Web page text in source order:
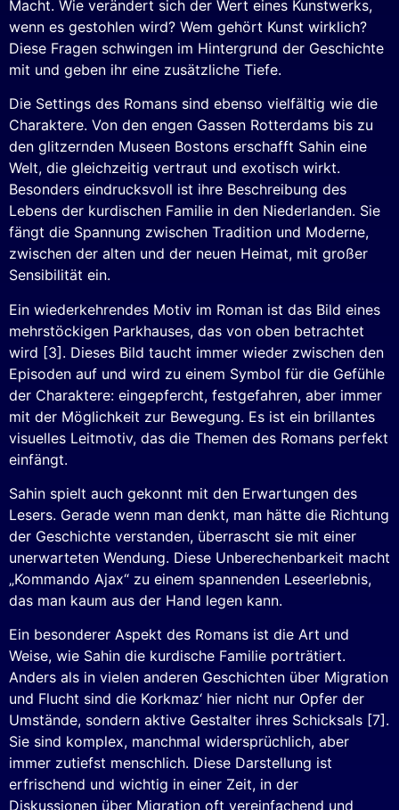
Macht. Wie verändert sich der Wert eines Kunstwerks,
wenn es gestohlen wird? Wem gehört Kunst wirklich?
Diese Fragen schwingen im Hintergrund der Geschichte
mit und geben ihr eine zusätzliche Tiefe.
Die Settings des Romans sind ebenso vielfältig wie die
Charaktere. Von den engen Gassen Rotterdams bis zu
den glitzernden Museen Bostons erschafft Sahin eine
Welt, die gleichzeitig vertraut und exotisch wirkt.
Besonders eindrucksvoll ist ihre Beschreibung des
Lebens der kurdischen Familie in den Niederlanden. Sie
fängt die Spannung zwischen Tradition und Moderne,
zwischen der alten und der neuen Heimat, mit großer
Sensibilität ein.
Ein wiederkehrendes Motiv im Roman ist das Bild eines
mehrstöckigen Parkhauses, das von oben betrachtet
wird [3]. Dieses Bild taucht immer wieder zwischen den
Episoden auf und wird zu einem Symbol für die Gefühle
der Charaktere: eingepfercht, festgefahren, aber immer
mit der Möglichkeit zur Bewegung. Es ist ein brillantes
visuelles Leitmotiv, das die Themen des Romans perfekt
einfängt.
Sahin spielt auch gekonnt mit den Erwartungen des
Lesers. Gerade wenn man denkt, man hätte die Richtung
der Geschichte verstanden, überrascht sie mit einer
unerwarteten Wendung. Diese Unberechenbarkeit macht
„Kommando Ajax“ zu einem spannenden Leseerlebnis,
das man kaum aus der Hand legen kann.
Ein besonderer Aspekt des Romans ist die Art und
Weise, wie Sahin die kurdische Familie porträtiert.
Anders als in vielen anderen Geschichten über Migration
und Flucht sind die Korkmaz‘ hier nicht nur Opfer der
Umstände, sondern aktive Gestalter ihres Schicksals [7].
Sie sind komplex, manchmal widersprüchlich, aber
immer zutiefst menschlich. Diese Darstellung ist
erfrischend und wichtig in einer Zeit, in der
Diskussionen über Migration oft vereinfachend und